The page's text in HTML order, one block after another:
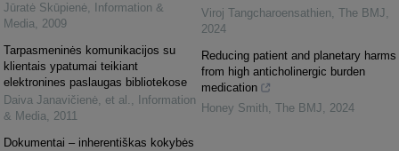
Jūratė Skūpienė,
Information &
Media, 2009
Tarpasmeninės komunikacijos su
klientais ypatumai teikiant
elektronines paslaugas bibliotekose
Daiva Janavičienė, et al. ,
Information
& Media, 2011
Dokumentai – inherentiškas kokybės
Viroj Tangcharoensathien, The BMJ,
2024
Reducing patient and planetary harms
from high anticholinergic burden
medication
Honey Smith, The BMJ, 2024